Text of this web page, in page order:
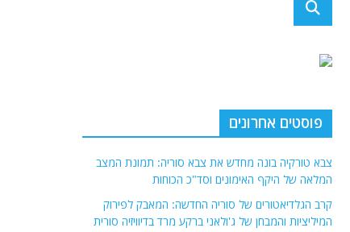
פוסטים אחרונים
צבא טורקיה בונה מחדש את צבא סוריה: תמונת המצב
המלאה של היקף האימונים וסד"כ הכוחות
קרב הגלדיאטורים של סוריה החדשה: המאבק לפירוק
המיליציות והמבחן של ג'ולאני ברקע מרד בדיוויזיה סורית